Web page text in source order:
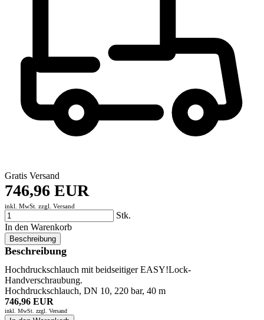
Gratis Versand
746,96 EUR
inkl. MwSt. zzgl. Versand
Stk.
In den Warenkorb
Beschreibung
Beschreibung
Hochdruckschlauch mit beidseitiger EASY!Lock-
Handverschraubung.
Hochdruckschlauch, DN 10, 220 bar, 40 m
746,96 EUR
inkl. MwSt. zzgl. Versand